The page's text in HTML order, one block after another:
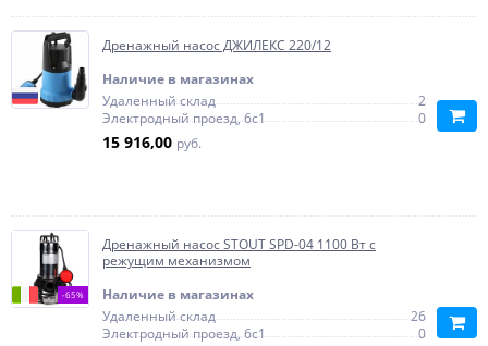
Дренажный насос ДЖИЛЕКС 220/12
Наличие в магазинах
Удаленный склад
2
Электродный проезд, 6с1
0
15 916,00 руб.
-65%
Дренажный насос STOUT SPD-04 1100 Вт с
режущим механизмом
Наличие в магазинах
Удаленный склад
26
Электродный проезд, 6с1
0